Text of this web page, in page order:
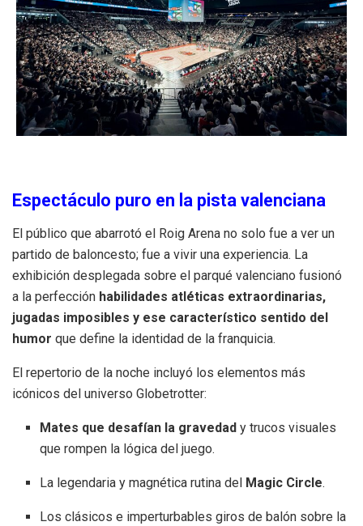
Espectáculo puro en la pista valenciana
El público que abarrotó el Roig Arena no solo fue a ver un
partido de baloncesto; fue a vivir una experiencia. La
exhibición desplegada sobre el parqué valenciano fusionó
a la perfección habilidades atléticas extraordinarias,
jugadas imposibles y ese característico sentido del
humor que define la identidad de la franquicia.
El repertorio de la noche incluyó los elementos más
icónicos del universo Globetrotter:
Mates que desafían la gravedad y trucos visuales
que rompen la lógica del juego.
La legendaria y magnética rutina del Magic Circle.
Los clásicos e imperturbables giros de balón sobre la